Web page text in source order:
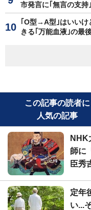
市発言に｢無言の支持
｢O型→A型｣はいい
きる｢万能血液｣の最
この記事の読者に
人気の記事
NHK
師に
臣秀
定年
い...